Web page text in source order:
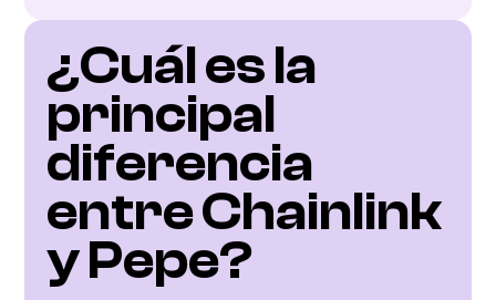
¿Cuál es la
principal
diferencia
entre Chainlink
y Pepe?